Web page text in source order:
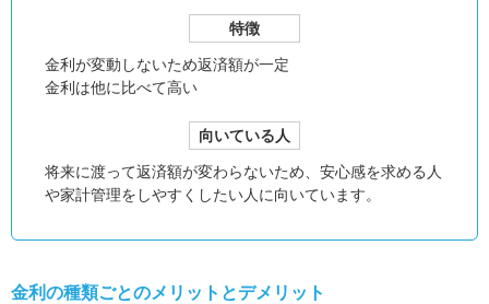
特徴
金利が変動しないため返済額が一定
金利は他に比べて高い
向いている人
将来に渡って返済額が変わらないため、安心感を求める人
や家計管理をしやすくしたい人に向いています。
金利の種類ごとのメリットとデメリット